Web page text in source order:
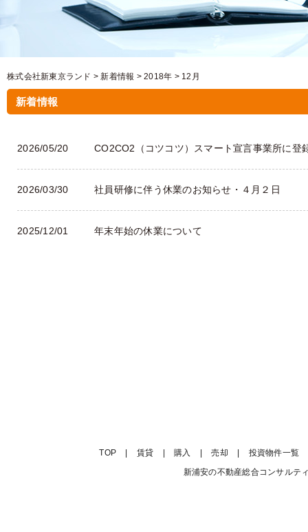
株式会社新東京ランド >新着情報 > 2018年 > 12月
新着情報
2026/05/20 CO2CO2（コツコツ）スマート宣言事業所に登
2026/03/30 社員研修に伴う休業のお知らせ・４月２日
2025/12/01 年末年始の休業について
TOP 賃貸 購入 売却
投資物件一覧
新浦安の不動産総合コンサルテ